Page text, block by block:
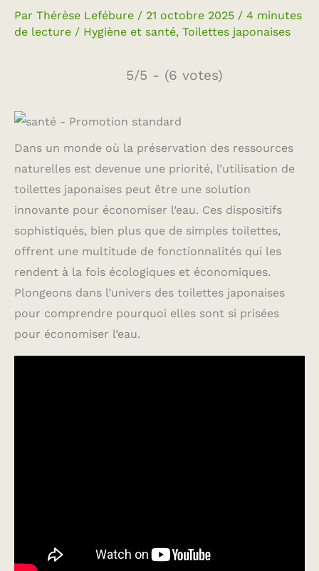
Par Thérèse Lefébure / 21 octobre 2025 / 4 minutes
de lecture / Hygiène et santé, Toilettes japonaises
5/5 - (6 votes)
Dans un monde où la préservation des ressources
naturelles est devenue une priorité, l’utilisation de
toilettes japonaises peut être une solution
innovante pour économiser l’eau. Ces dispositifs
sophistiqués, bien plus que de simples toilettes,
offrent une multitude de fonctionnalités qui les
rendent à la fois écologiques et économiques.
Plongeons dans l’univers des toilettes japonaises
pour comprendre pourquoi elles sont si prisées
pour économiser l’eau.